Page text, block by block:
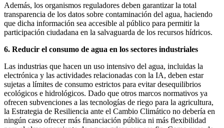
Además, los organismos reguladores deben garantizar la total
transparencia de los datos sobre contaminación del agua, haciendo
que dicha información sea accesible al público para permitir la
participación ciudadana en la salvaguarda de los recursos hídricos.
6. Reducir el consumo de agua en los sectores industriales
Las industrias que hacen un uso intensivo del agua, incluidas la
electrónica y las actividades relacionadas con la IA, deben estar
sujetas a límites de consumo estrictos para evitar desequilibrios
ecológicos e hidrológicos. Dado que otros marcos normativos ya
ofrecen subvenciones a las tecnologías de riego para la agricultura,
la Estrategia de Resiliencia ante el Cambio Climático no debería en
ningún caso ofrecer más financiación pública ni más flexibilidad